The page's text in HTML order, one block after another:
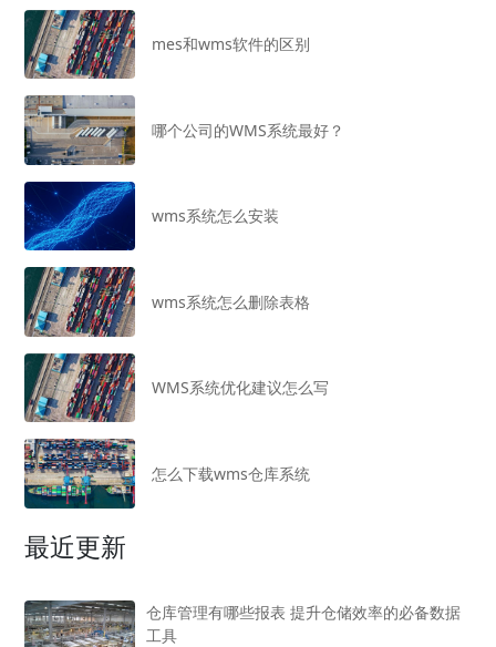
mes和wms软件的区别
哪个公司的WMS系统最好？
wms系统怎么安装
wms系统怎么删除表格
WMS系统优化建议怎么写
怎么下载wms仓库系统
最近更新
仓库管理有哪些报表 提升仓储效率的必备数据
工具